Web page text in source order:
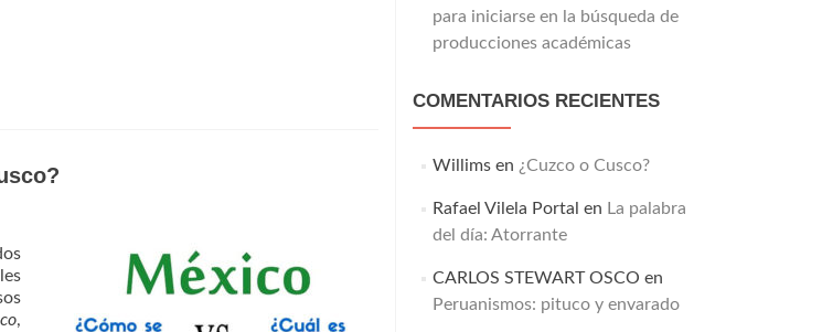
,
para iniciarse en la búsqueda de
producciones académicas
COMENTARIOS RECIENTES
Willimsen ¿Cuzco o Cusco?
Rafael Vilela Portal en La palabra
del día: Atorrante
CARLOS STEWART OSCO en
Peruanismos: pituco y envarado